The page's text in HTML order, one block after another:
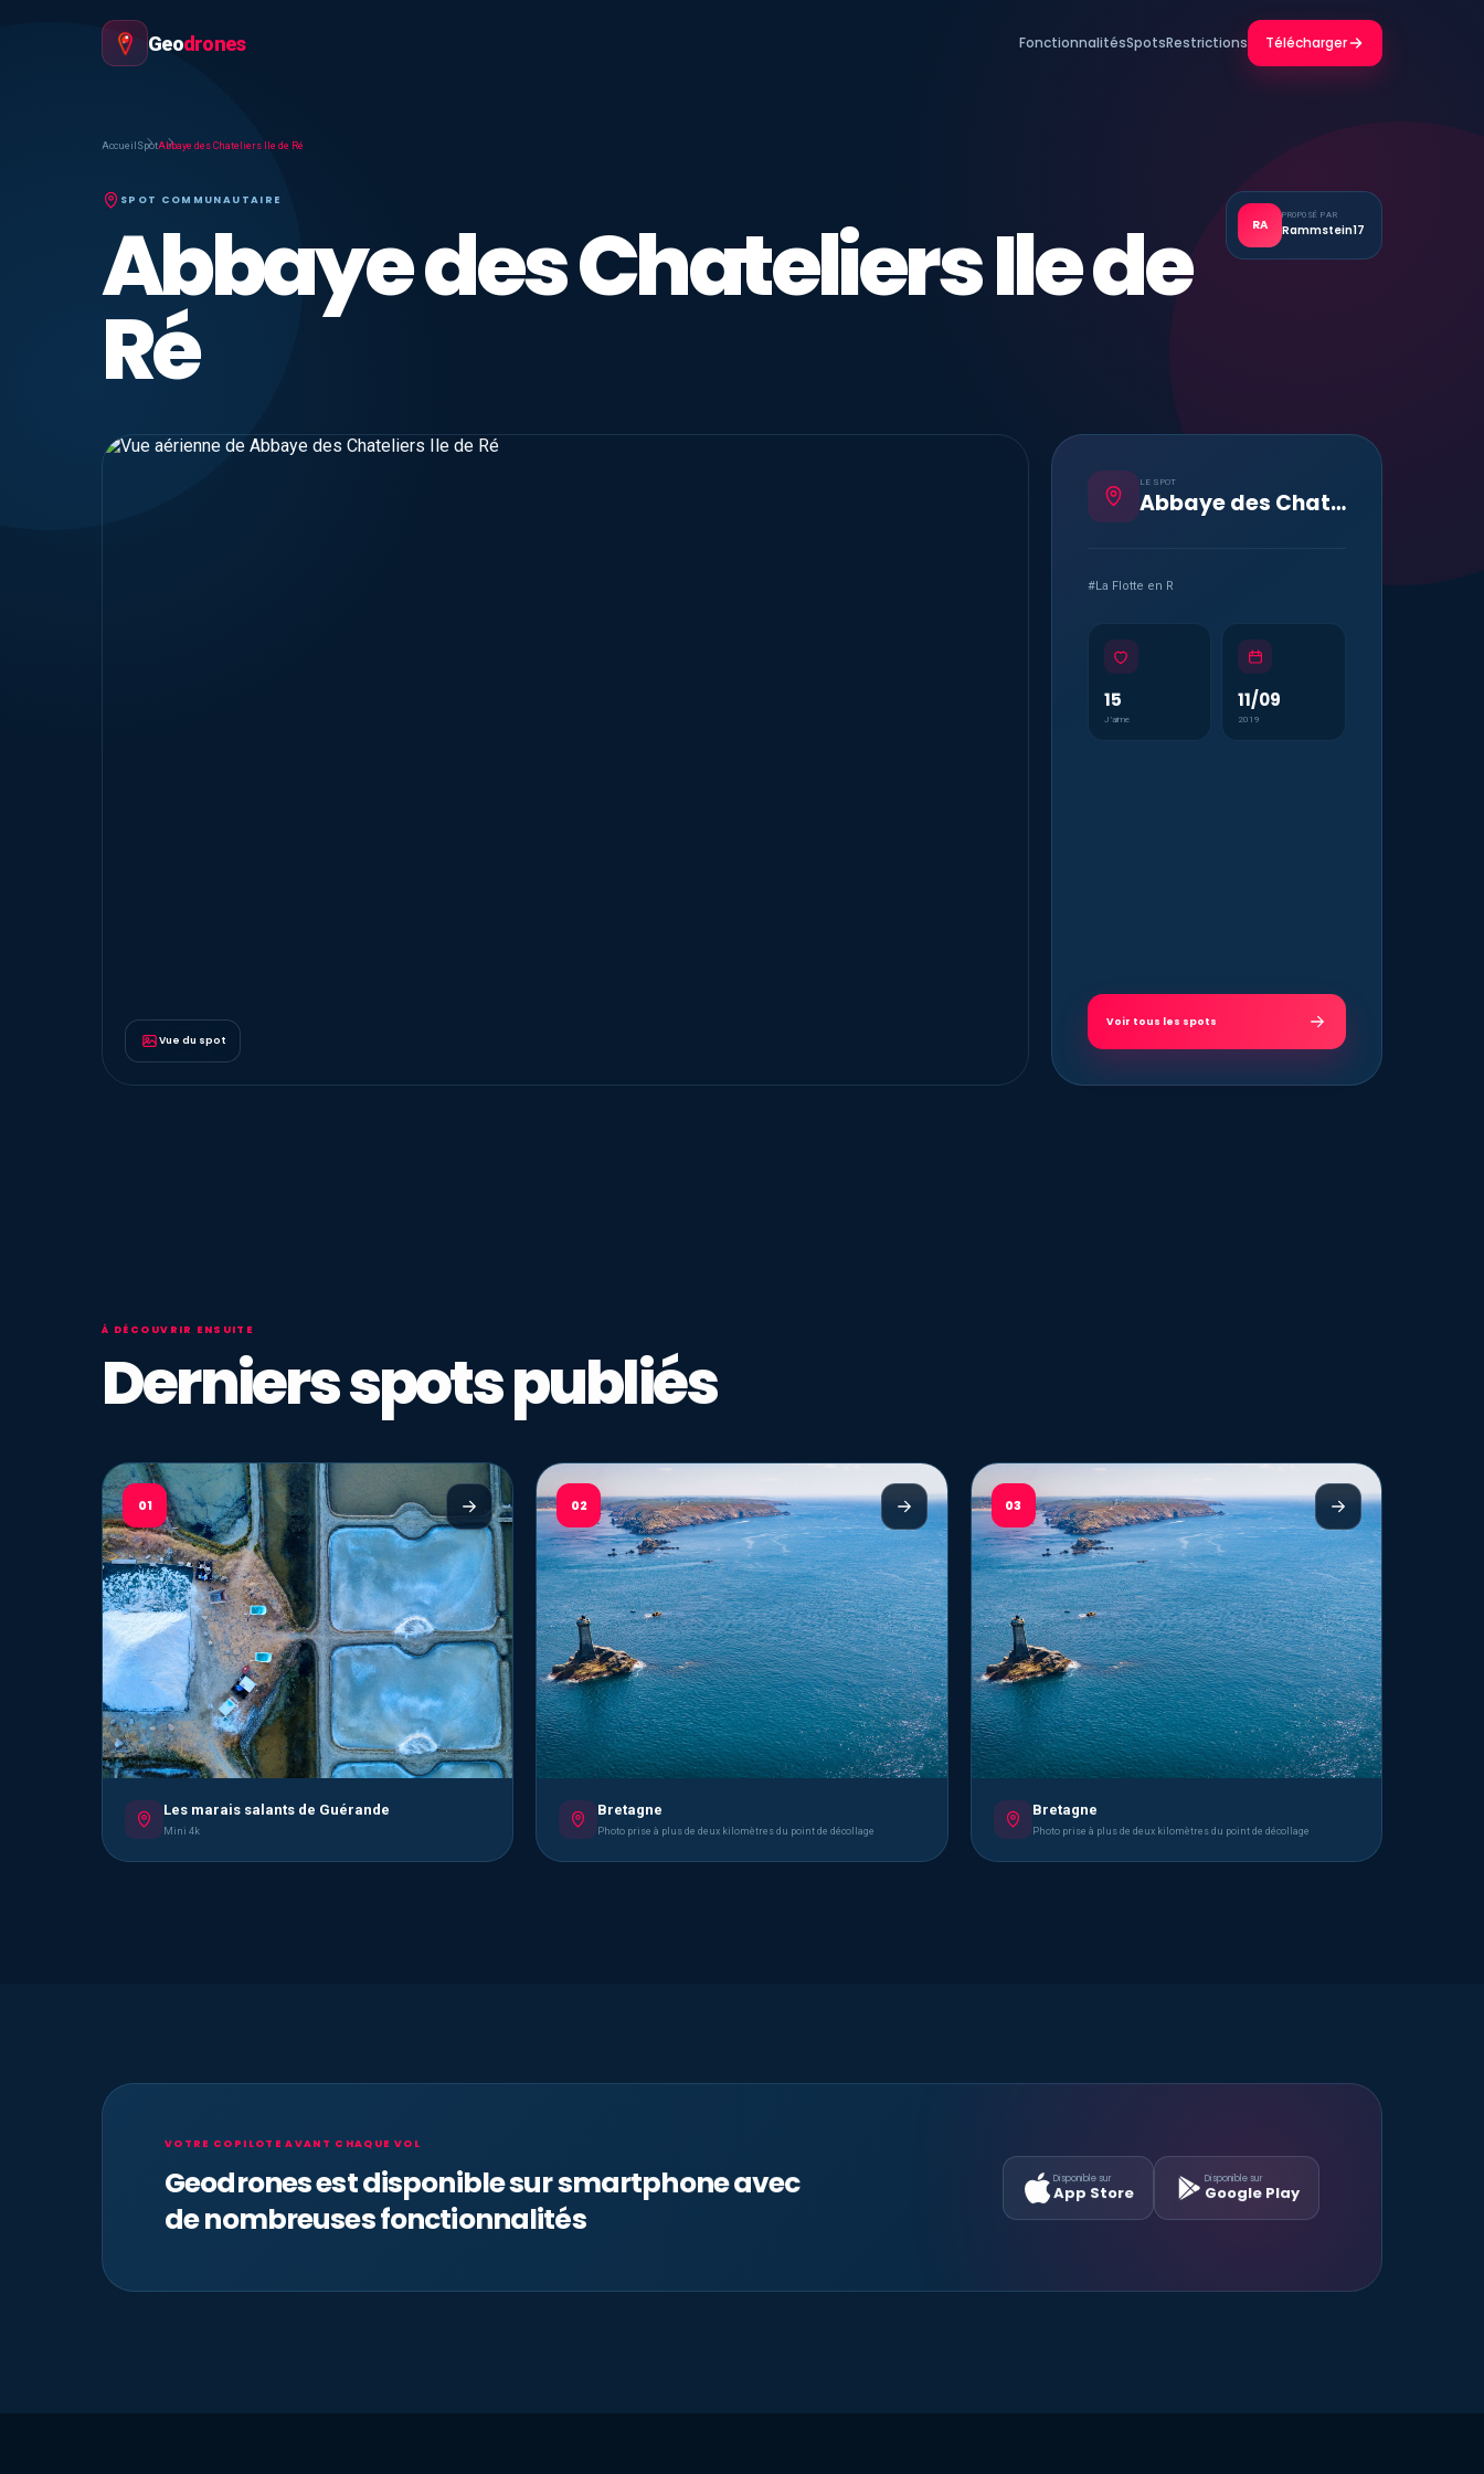
Geodrones FonctionnalitésSpotsRestrictions Télécharger
Accueil SpotAbbaye des Chateliers Ile de Ré
SPOT COMMUNAUTAIRE
Abbaye des Chateliers Ile de
Ré
RA
PROPOSÉ PAR
Rammstein17
Vue du spot
LE SPOT
Abbaye des Chateliers Ile de Ré
#La Flotte en R
15
J’aime
11/09
2019
Voir tous les spots
À DÉCOUVRIR ENSUITE
Derniers spots publiés
01
Les marais salants de Guérande
Mini 4k
02
Bretagne
Photo prise à plus de deux kilomètres du point de décollage
03
Bretagne
Photo prise à plus de deux kilomètres du point de décollage
VOTRE COPILOTE AVANT CHAQUE VOL
Geodrones est disponible sur smartphone avec
de nombreuses fonctionnalités
Disponible sur
App Store
Disponible sur
Google Play